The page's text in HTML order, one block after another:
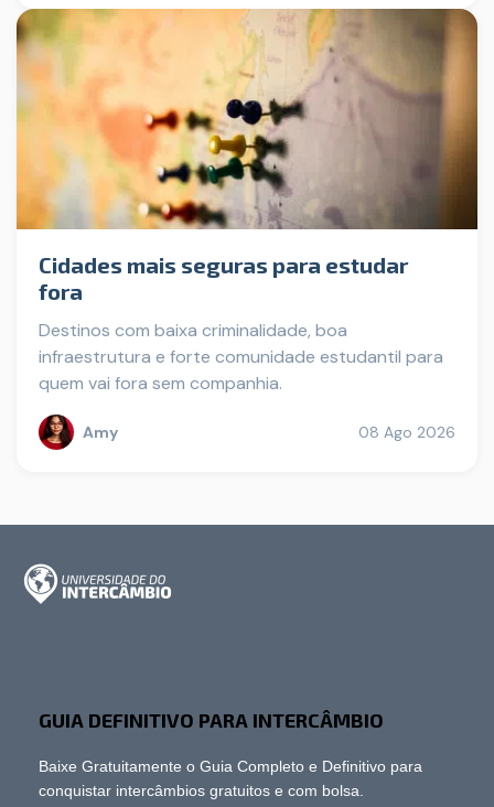
Cidades mais seguras para estudar
fora
Destinos com baixa criminalidade, boa
infraestrutura e forte comunidade estudantil para
quem vai fora sem companhia.
Amy 08 Ago 2026
GUIA DEFINITIVO PARA INTERCÂMBIO
Baixe Gratuitamente o Guia Completo e Definitivo para
conquistar intercâmbios gratuitos e com bolsa.